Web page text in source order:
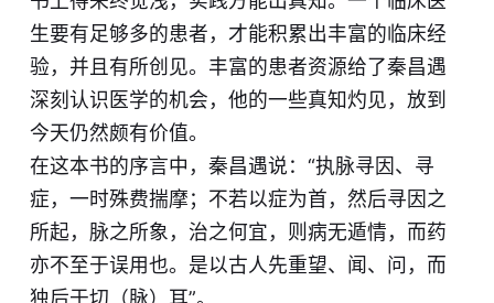
生要有足够多的患者，才能积累出丰富的临床经
验，并且有所创见。丰富的患者资源给了秦昌遇
深刻认识医学的机会，他的一些真知灼见，放到
今天仍然颇有价值。
在这本书的序言中，秦昌遇说：“执脉寻因、寻
症，一时殊费揣摩；不若以症为首，然后寻因之
所起，脉之所象，治之何宜，则病无遁情，而药
亦不至于误用也。是以古人先重望、闻、问，而
独后于切（脉）耳”。